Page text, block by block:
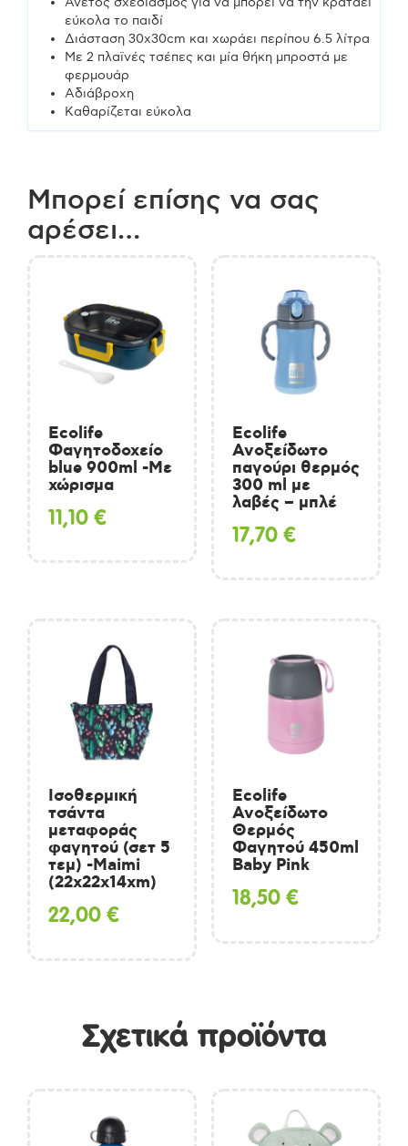
εύκολα το παιδί
Διάσταση 30x30cm και χωράει περίπου 6.5 λίτρα
Με 2 πλαϊνές τσέπες και μία θήκη μπροστά με
φερμουάρ
Αδιάβροχη
Καθαρίζεται εύκολα
Μπορεί επίσης να σας
αρέσει…
Ecolife
Φαγητοδοχείο
blue 900ml -Με
χώρισμα
11,10€
Ecolife
Ανοξείδωτο
παγούρι θερμός
300 ml με
λαβές – μπλέ
17,70€
Ισοθερμική
τσάντα
μεταφοράς
φαγητού (σετ 5
τεμ) -Maimi
(22x22x14xm)
22,00€
Ecolife
Ανοξείδωτο
Θερμός
Φαγητού 450ml
Baby Pink
18,50€
Σχετικά προϊόντα